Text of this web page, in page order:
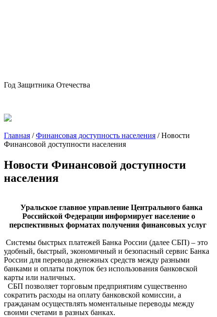
Год Защитника Отечества
Главная /Финансовая доступность населения /Новости
Финансовой доступности населения
Новости Финансовой доступности
населения
Уральское главное управление Центрального банка
Российской Федерации информирует население о
перспективных форматах получения финансовых услуг
Системы быстрых платежей Банка России (далее СБП) – это
удобный, быстрый, экономичный и безопасный сервис Банка
России для перевода денежных средств между разными
банками и оплаты покупок без использования банковской
карты или наличных.
СБП позволяет торговым предприятиям существенно
сократить расходы на оплату банковской комиссии, а
гражданам осуществлять моментальные переводы между
своими счетами в разных банках.